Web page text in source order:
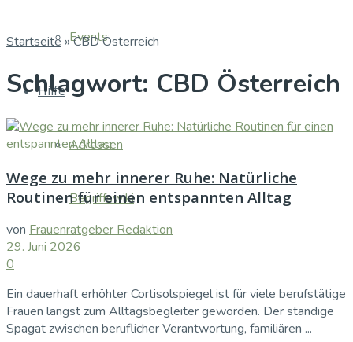
Events
Hilfe
Adressen
Begriffswiki
Startseite »CBD Österreich
Schlagwort: CBD Österreich
Wege zu mehr innerer Ruhe: Natürliche
Routinen für einen entspannten Alltag
von Frauenratgeber Redaktion
29. Juni 2026
0
Ein dauerhaft erhöhter Cortisolspiegel ist für viele berufstätige
Frauen längst zum Alltagsbegleiter geworden. Der ständige
Spagat zwischen beruflicher Verantwortung, familiären ...